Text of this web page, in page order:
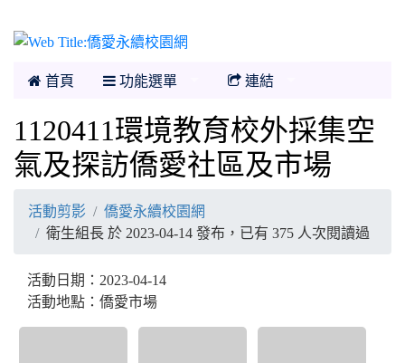
首頁 功能選單 連結
1120411環境教育校外採集空
氣及探訪僑愛社區及市場
活動剪影
僑愛永續校園網
衛生組長 於 2023-04-14 發布，已有 375 人次閱讀過
活動日期：2023-04-14
活動地點：僑愛市場